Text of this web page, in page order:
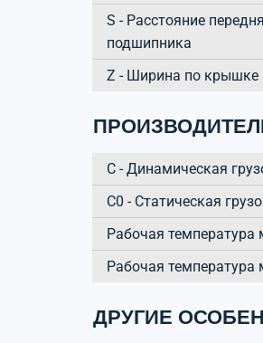
S - Расстояние
подшипника
Z - Ширина по крышке
C - Динамическая
C0 - Статическая
Рабочая температура
Рабочая температура
ДРУГИЕ